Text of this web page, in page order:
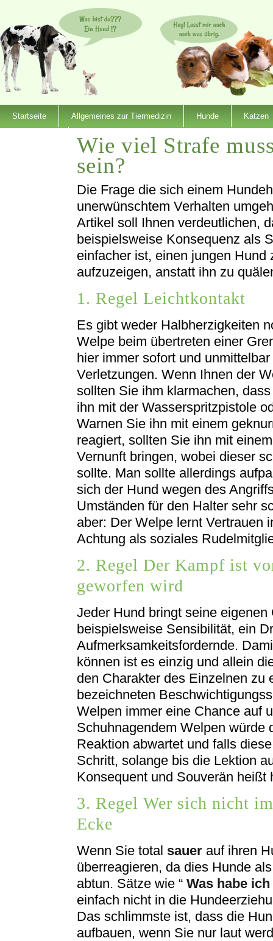
Startseite Allgemeines zur Tiermedizin Hunde Katzen
Wie viel Strafe
sein?
Die Frage die sich einem
unerwünschtem Verhalten
Artikel soll Ihnen verdeutlichen,
beispielsweise Konsequenz als
einfacher ist, einen jungen
aufzuzeigen, anstatt ihn zu
1. Regel Leichtkontakt
Es gibt weder Halbherzigkeiten
Welpe beim übertreten einer
hier immer sofort und
Verletzungen. Wenn Ihnen der
sollten Sie ihm klarmachen,
ihn mit der Wasserspritzpistole
Warnen Sie ihn mit einem
reagiert, sollten Sie ihn mit
Vernunft bringen, wobei dieser
sollte. Man sollte allerdings
sich der Hund wegen des
Umständen für den Halter sehr
aber: Der Welpe lernt Vertrauen
Achtung als soziales
2. Regel Der Kampf ist
geworfen wird
Jeder Hund bringt seine
beispielsweise Sensibilität, ein
Aufmerksamkeitsfordernde.
können ist es einzig und allein
den Charakter des Einzelnen zu
bezeichneten
Welpen immer eine Chance auf
Schuhnagendem Welpen würde
Reaktion abwartet und falls
Schritt, solange bis die Lektion
Konsequent und Souverän heißt
3. Regel Wer sich nicht
Ecke
Wenn Sie total sauer auf ihren
überreagieren, da dies Hunde
abtun. Sätze wie “ Was habe
einfach nicht in die
Das schlimmste ist, dass die
aufbauen, wenn Sie nur laut